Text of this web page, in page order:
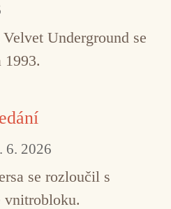
Underground se
1993.
6. 2026
se rozloučil s
vnitrobloku.